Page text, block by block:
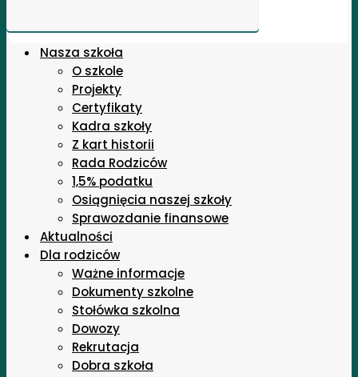
Nasza szkoła
O szkole
Projekty
Certyfikaty
Kadra szkoły
Z kart historii
Rada Rodziców
1,5% podatku
Osiągnięcia naszej szkoły
Sprawozdanie finansowe
Aktualności
Dla rodziców
Ważne informacje
Dokumenty szkolne
Stołówka szkolna
Dowozy
Rekrutacja
Dobra szkoła